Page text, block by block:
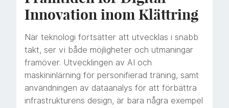
Innovation inom Klättring
När teknologi fortsätter att utvecklas i snabb
takt, ser vi både möjligheter och utmaningar
framöver. Utvecklingen av AI och
maskininlärning för personifierad träning, samt
användningen av dataanalys för att förbättra
infrastrukturens design, är bara några exempel